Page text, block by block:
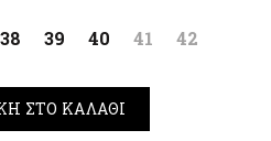
38 39 40 41 42
ποσότητα
ΣΤΟ ΚΑΛΆΘΙ